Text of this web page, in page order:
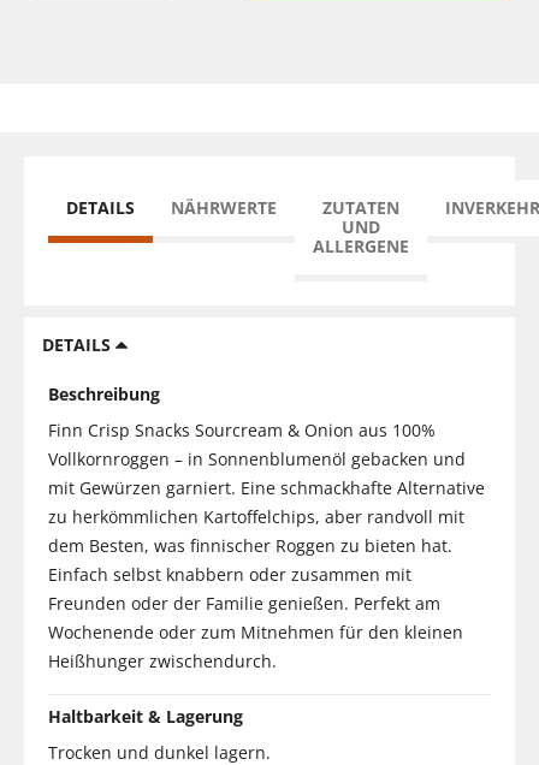
DETAILS NÄHRWERTE
ZUTATEN
UND
ALLERGENE
DETAILS
Beschreibung
Finn Crisp Snacks Sourcream & Onion aus 100%
Vollkornroggen – in Sonnenblumenöl gebacken und
mit Gewürzen garniert. Eine schmackhafte Alternative
zu herkömmlichen Kartoffelchips, aber randvoll mit
dem Besten, was finnischer Roggen zu bieten hat.
Einfach selbst knabbern oder zusammen mit
Freunden oder der Familie genießen. Perfekt am
Wochenende oder zum Mitnehmen für den kleinen
Heißhunger zwischendurch.
Haltbarkeit & Lagerung
Trocken und dunkel lagern.